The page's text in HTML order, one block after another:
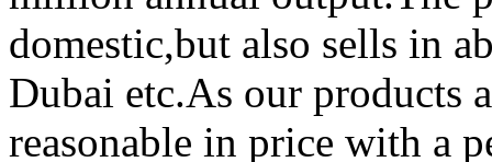
domestic,but also sells in
Dubai etc.As our products
reasonable in price with a